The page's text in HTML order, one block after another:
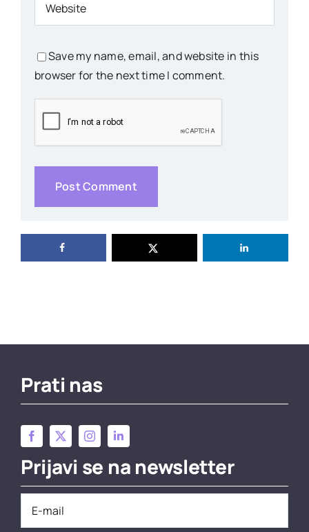
Save my name, email, and website in this
browser for the next time I comment.
Prati nas
Prijavi se na newsletter